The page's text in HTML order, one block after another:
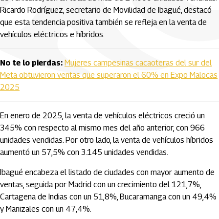
Ricardo Rodríguez, secretario de Movilidad de Ibagué, destacó
que esta tendencia positiva también se refleja en la venta de
vehículos eléctricos e híbridos.
No te lo pierdas: Mujeres campesinas cacaoteras del sur del
Meta obtuvieron ventas que superaron el 60% en Expo Malocas
2025
En enero de 2025, la venta de vehículos eléctricos creció un
345% con respecto al mismo mes del año anterior, con 966
unidades vendidas. Por otro lado, la venta de vehículos híbridos
aumentó un 57,5% con 3.145 unidades vendidas.
Ibagué encabeza el listado de ciudades con mayor aumento de
ventas, seguida por Madrid con un crecimiento del 121,7%,
Cartagena de Indias con un 51,8%, Bucaramanga con un 49,4%
y Manizales con un 47,4%.